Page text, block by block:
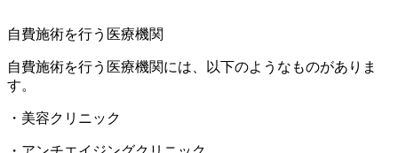
自費施術を行う医療機関
自費施術を行う医療機関には、以下のようなものがありま
す。
・美容クリニック